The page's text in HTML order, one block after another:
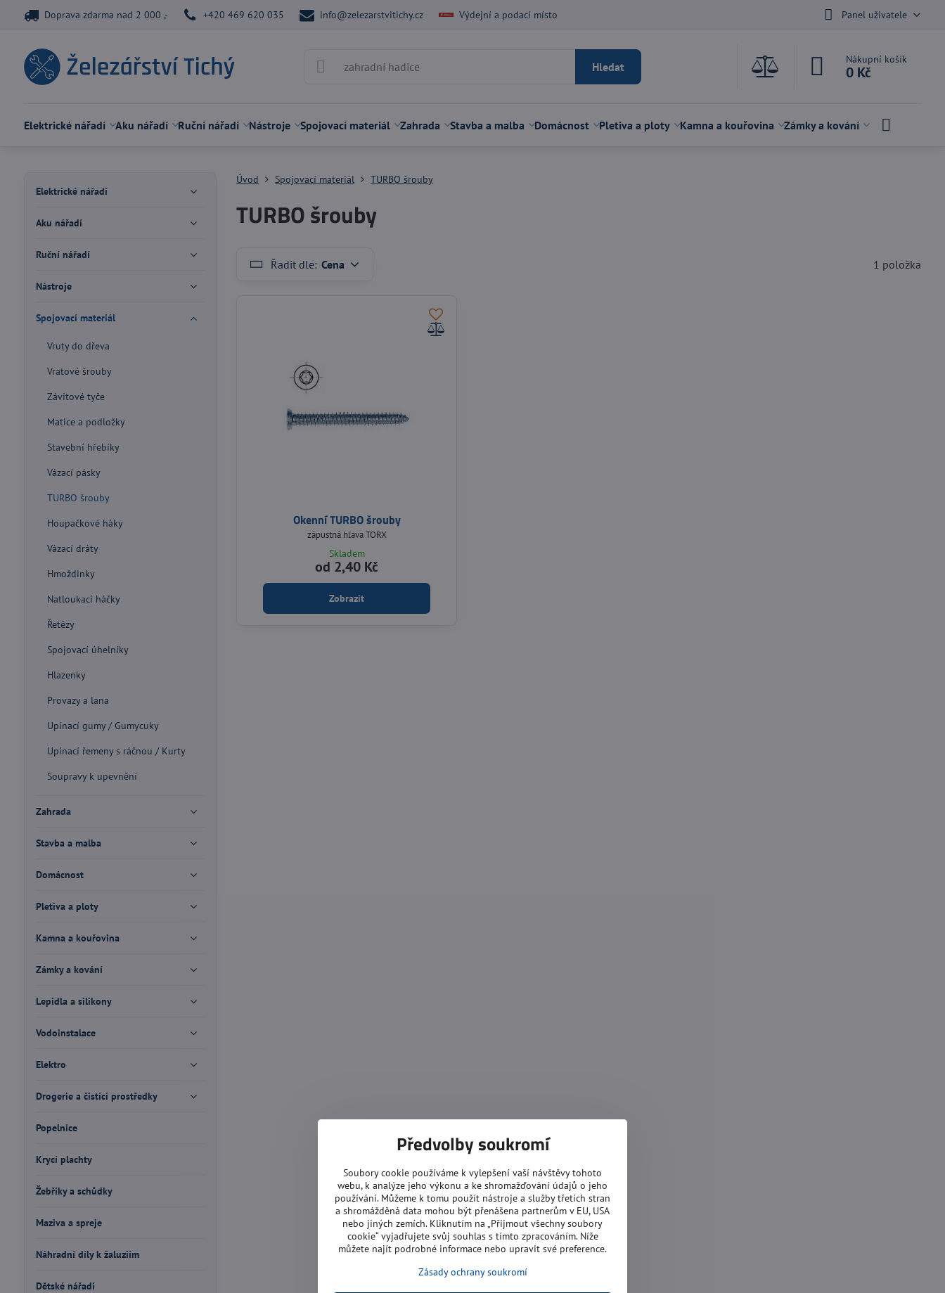
Doprava zdarma nad 2 000 ,- +420 469 620 035 info@zelezarstvitichy.cz Výdejní a podací místo Panel uživatele
Hledat
Nákupní košík
0 Kč
Elektrické nářadí Aku nářadí Ruční nářadí Nástroje Spojovací materiál Zahrada Stavba a malba Domácnost Pletiva a ploty Kamna a kouřovina Zámky a kování
Úvod Spojovací materiál TURBO šrouby
TURBO šrouby
Řadit dle: Cena 1 položka
Okenní TURBO šrouby
zápustná hlava TORX
Skladem
od 2,40 Kč
Zobrazit
Elektrické nářadí
Aku nářadí
Ruční nářadí
Nástroje
Spojovací materiál
Vruty do dřeva
Vratové šrouby
Závitové tyče
Matice a podložky
Stavební hřebíky
Vázací pásky
TURBO šrouby
Houpačkové háky
Vázací dráty
Hmoždinky
Natloukací háčky
Řetězy
Spojovací úhelníky
Hlazenky
Provazy a lana
Upínací gumy / Gumycuky
Upínací řemeny s ráčnou / Kurty
Soupravy k upevnění
Zahrada
Stavba a malba
Domácnost
Pletiva a ploty
Kamna a kouřovina
Zámky a kování
Lepidla a silikony
Vodoinstalace
Elektro
Drogerie a čistící prostředky
Popelnice
Krycí plachty
Žebříky a schůdky
Maziva a spreje
Náhradní díly k žaluziím
Dětské nářadí
Předvolby soukromí
Soubory cookie používáme k vylepšení vaší návštěvy tohoto
webu, k analýze jeho výkonu a ke shromažďování údajů o jeho
používání. Můžeme k tomu použít nástroje a služby třetích stran
a shromážděná data mohou být přenášena partnerům v EU, USA
nebo jiných zemích. Kliknutím na „Přijmout všechny soubory
cookie“ vyjadřujete svůj souhlas s tímto zpracováním. Níže
můžete najít podrobné informace nebo upravit své preference.
Zásady ochrany soukromí